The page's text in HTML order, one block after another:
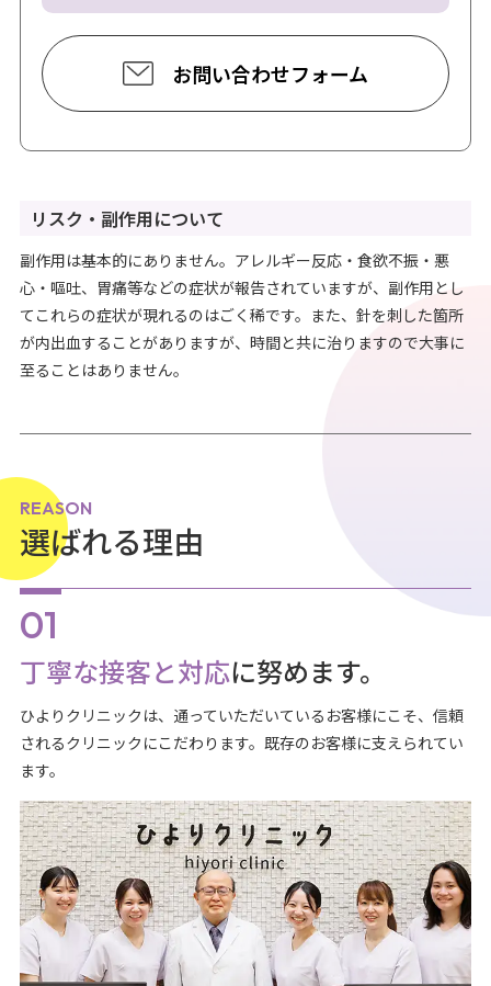
お問い合わせフォーム
リスク・副作用について
副作用は基本的にありません。アレルギー反応・食欲不振・悪
心・嘔吐、胃痛等などの症状が報告されていますが、副作用とし
てこれらの症状が現れるのはごく稀です。また、針を刺した箇所
が内出血することがありますが、時間と共に治りますので大事に
至ることはありません。
REASON
選ばれる理由
丁寧な接客と対応に努めます。
ひよりクリニックは、通っていただいているお客様にこそ、信頼
されるクリニックにこだわります。既存のお客様に支えられてい
ます。